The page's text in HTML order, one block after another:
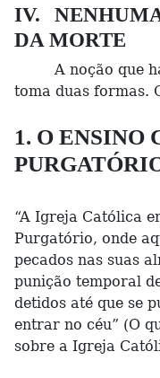
IV.
DA MORTE
A noção que há
toma duas formas.
1. O ENSINO
“A Igreja Católica
Purgatório, onde
pecados nas suas
punição temporal
detidos até que se
entrar no céu” (O
sobre a Igreja